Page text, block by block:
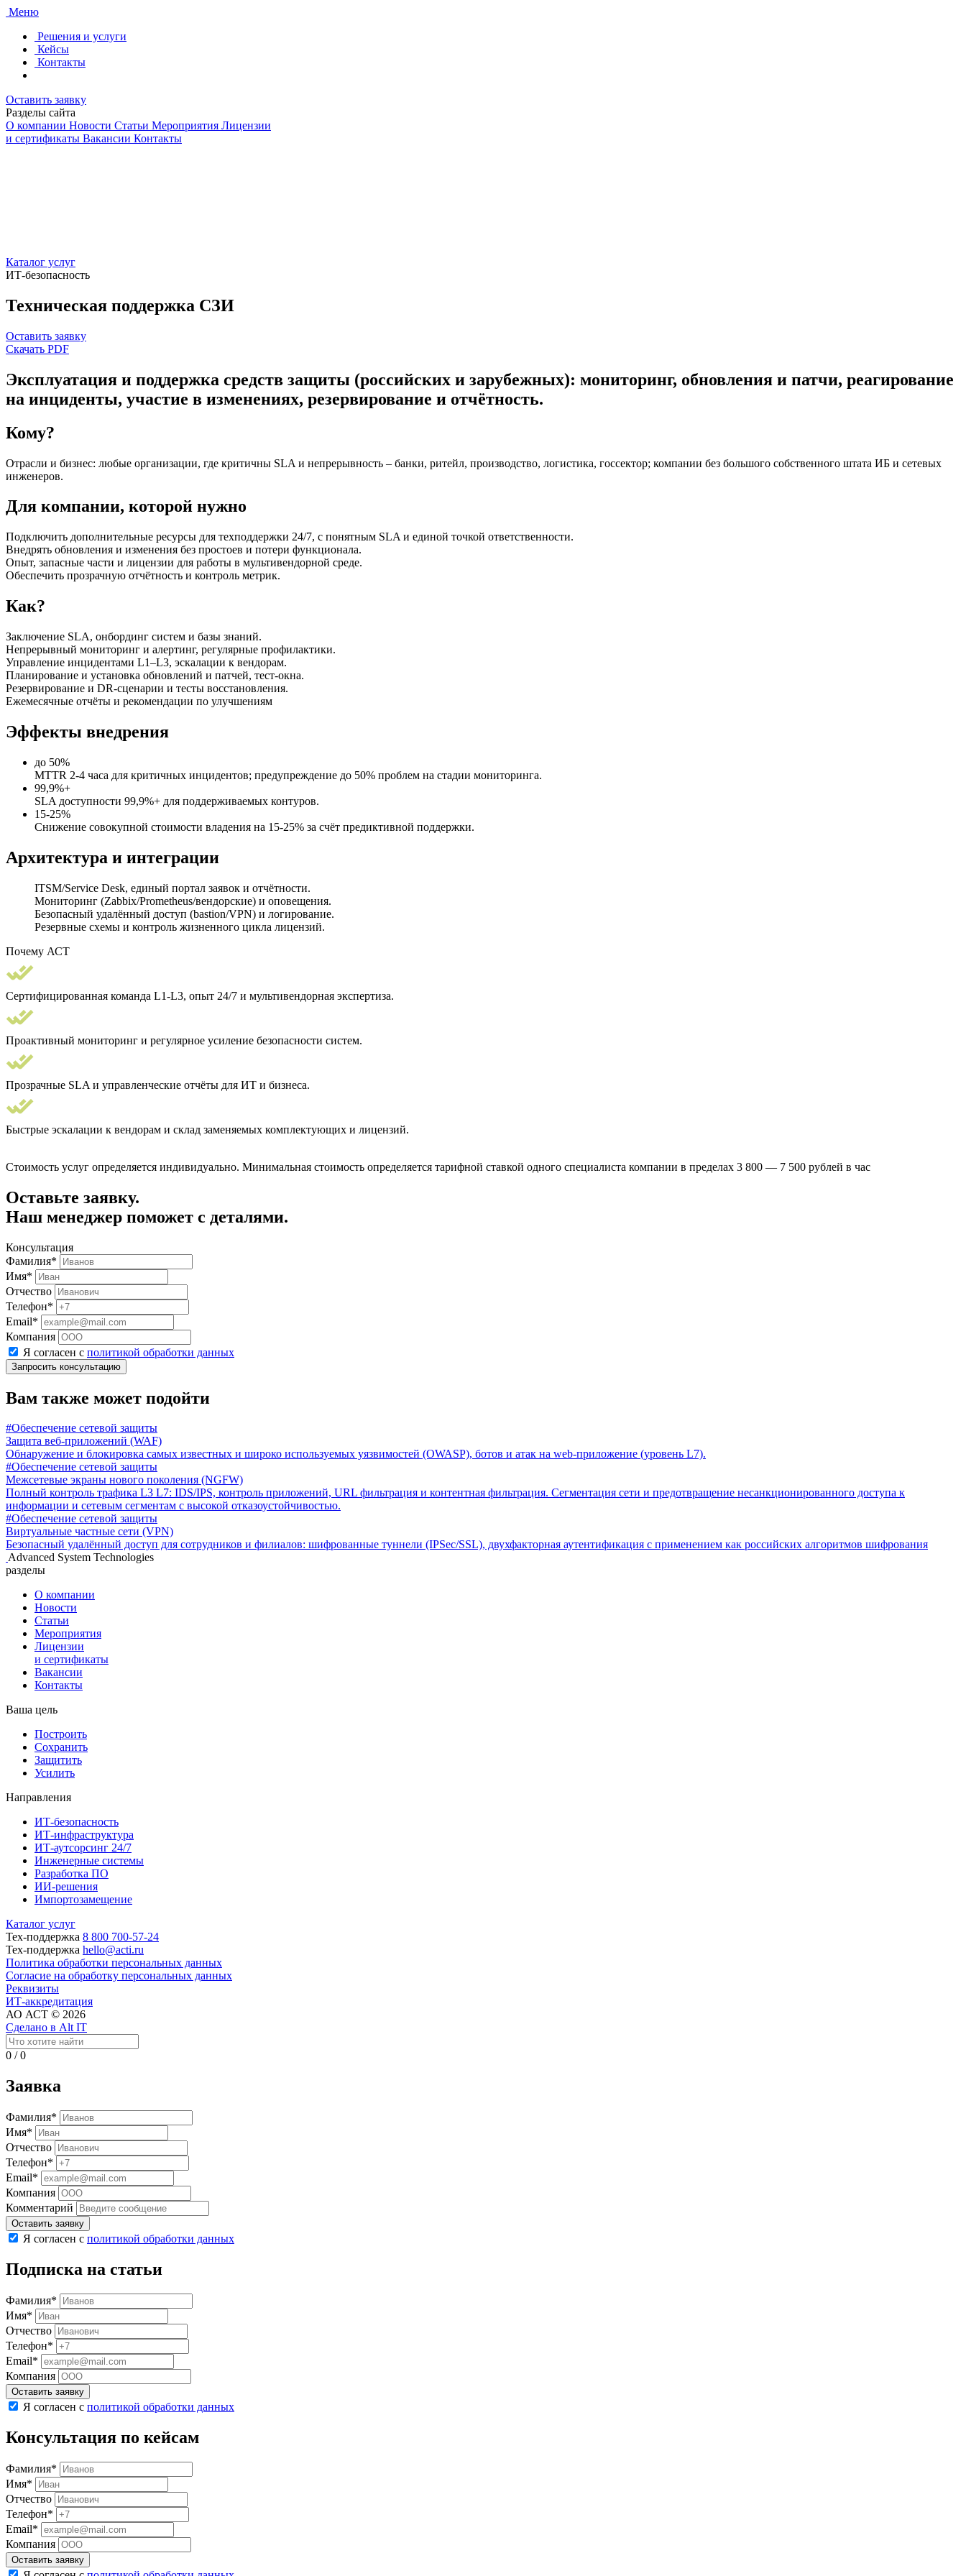
Меню
Решения и услуги
Кейсы
Контакты
Оставить заявку
Разделы сайта
О компании Новости Статьи Мероприятия Лицензии
и сертификаты Вакансии Контакты
Каталог услуг
ИТ-безопасность
Техническая поддержка СЗИ
Оставить заявку
Скачать PDF
Эксплуатация и поддержка средств защиты (российских и зарубежных): мониторинг, обновления и патчи, реагирование
на инциденты, участие в изменениях, резервирование и отчётность.
Кому?
Отрасли и бизнес: любые организации, где критичны SLA и непрерывность – банки, ритейл, производство, логистика, госсектор; компании без большого собственного штата ИБ и сетевых
инженеров.
Для компании, которой нужно
Подключить дополнительные ресурсы для техподдержки 24/7, с понятным SLA и единой точкой ответственности.
Внедрять обновления и изменения без простоев и потери функционала.
Опыт, запасные части и лицензии для работы в мультивендорной среде.
Обеспечить прозрачную отчётность и контроль метрик.
Как?
Заключение SLA, онбординг систем и базы знаний.
Непрерывный мониторинг и алертинг, регулярные профилактики.
Управление инцидентами L1–L3, эскалации к вендорам.
Планирование и установка обновлений и патчей, тест-окна.
Резервирование и DR-сценарии и тесты восстановления.
Ежемесячные отчёты и рекомендации по улучшениям
Эффекты внедрения
до 50%
MTTR 2-4 часа для критичных инцидентов; предупреждение до 50% проблем на стадии мониторинга.
99,9%+
SLA доступности 99,9%+ для поддерживаемых контуров.
15-25%
Снижение совокупной стоимости владения на 15-25% за счёт предиктивной поддержки.
Архитектура и интеграции
ITSM/Service Desk, единый портал заявок и отчётности.
Мониторинг (Zabbix/Prometheus/вендорские) и оповещения.
Безопасный удалённый доступ (bastion/VPN) и логирование.
Резервные схемы и контроль жизненного цикла лицензий.
Почему АСТ
Сертифицированная команда L1-L3, опыт 24/7 и мультивендорная экспертиза.
Проактивный мониторинг и регулярное усиление безопасности систем.
Прозрачные SLA и управленческие отчёты для ИТ и бизнеса.
Быстрые эскалации к вендорам и склад заменяемых комплектующих и лицензий.
Стоимость услуг определяется индивидуально. Минимальная стоимость определяется тарифной ставкой одного специалиста компании в пределах 3 800 — 7 500 рублей в час
Оставьте заявку.
Наш менеджер поможет с деталями.
Консультация
Фамилия*
Имя*
Отчество
Телефон*
Email*
Компания
Я согласен с политикой обработки данных
Запросить консультацию
Вам также может подойти
#Обеспечение сетевой защиты
Защита веб-приложений (WAF)
Обнаружение и блокировка самых известных и широко используемых уязвимостей (OWASP), ботов и атак на web‑приложение (уровень L7).
#Обеспечение сетевой защиты
Межсетевые экраны нового поколения (NGFW)
Полный контроль трафика L3 L7: IDS/IPS, контроль приложений, URL фильтрация и контентная фильтрация. Сегментация сети и предотвращение несанкционированного доступа к
информации и сетевым сегментам с высокой отказоустойчивостью.
#Обеспечение сетевой защиты
Виртуальные частные сети (VPN)
Безопасный удалённый доступ для сотрудников и филиалов: шифрованные туннели (IPSec/SSL), двухфакторная аутентификация с применением как российских алгоритмов шифрования
Advanced System Technologies
разделы
О компании
Новости
Статьи
Мероприятия
Лицензии
и сертификаты
Вакансии
Контакты
Ваша цель
Построить
Сохранить
Защитить
Усилить
Направления
ИТ-безопасность
ИТ-инфраструктура
ИТ-аутсорсинг 24/7
Инженерные системы
Разработка ПО
ИИ-решения
Импортозамещение
Каталог услуг
Тех-поддержка 8 800 700-57-24
Тех-поддержка hello@acti.ru
Политика обработки персональных данных
Согласие на обработку персональных данных
Реквизиты
ИТ-аккредитация
АО АСТ © 2026
Сделано в Alt IT
0 /0
Заявка
Фамилия*
Имя*
Отчество
Телефон*
Email*
Компания
Комментарий
Оставить заявку
Я согласен с политикой обработки данных
Подписка на статьи
Фамилия*
Имя*
Отчество
Телефон*
Email*
Компания
Оставить заявку
Я согласен с политикой обработки данных
Консультация по кейсам
Фамилия*
Имя*
Отчество
Телефон*
Email*
Компания
Оставить заявку